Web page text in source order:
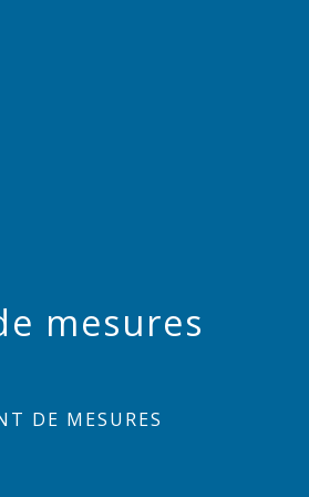
mesures
DE MESURES